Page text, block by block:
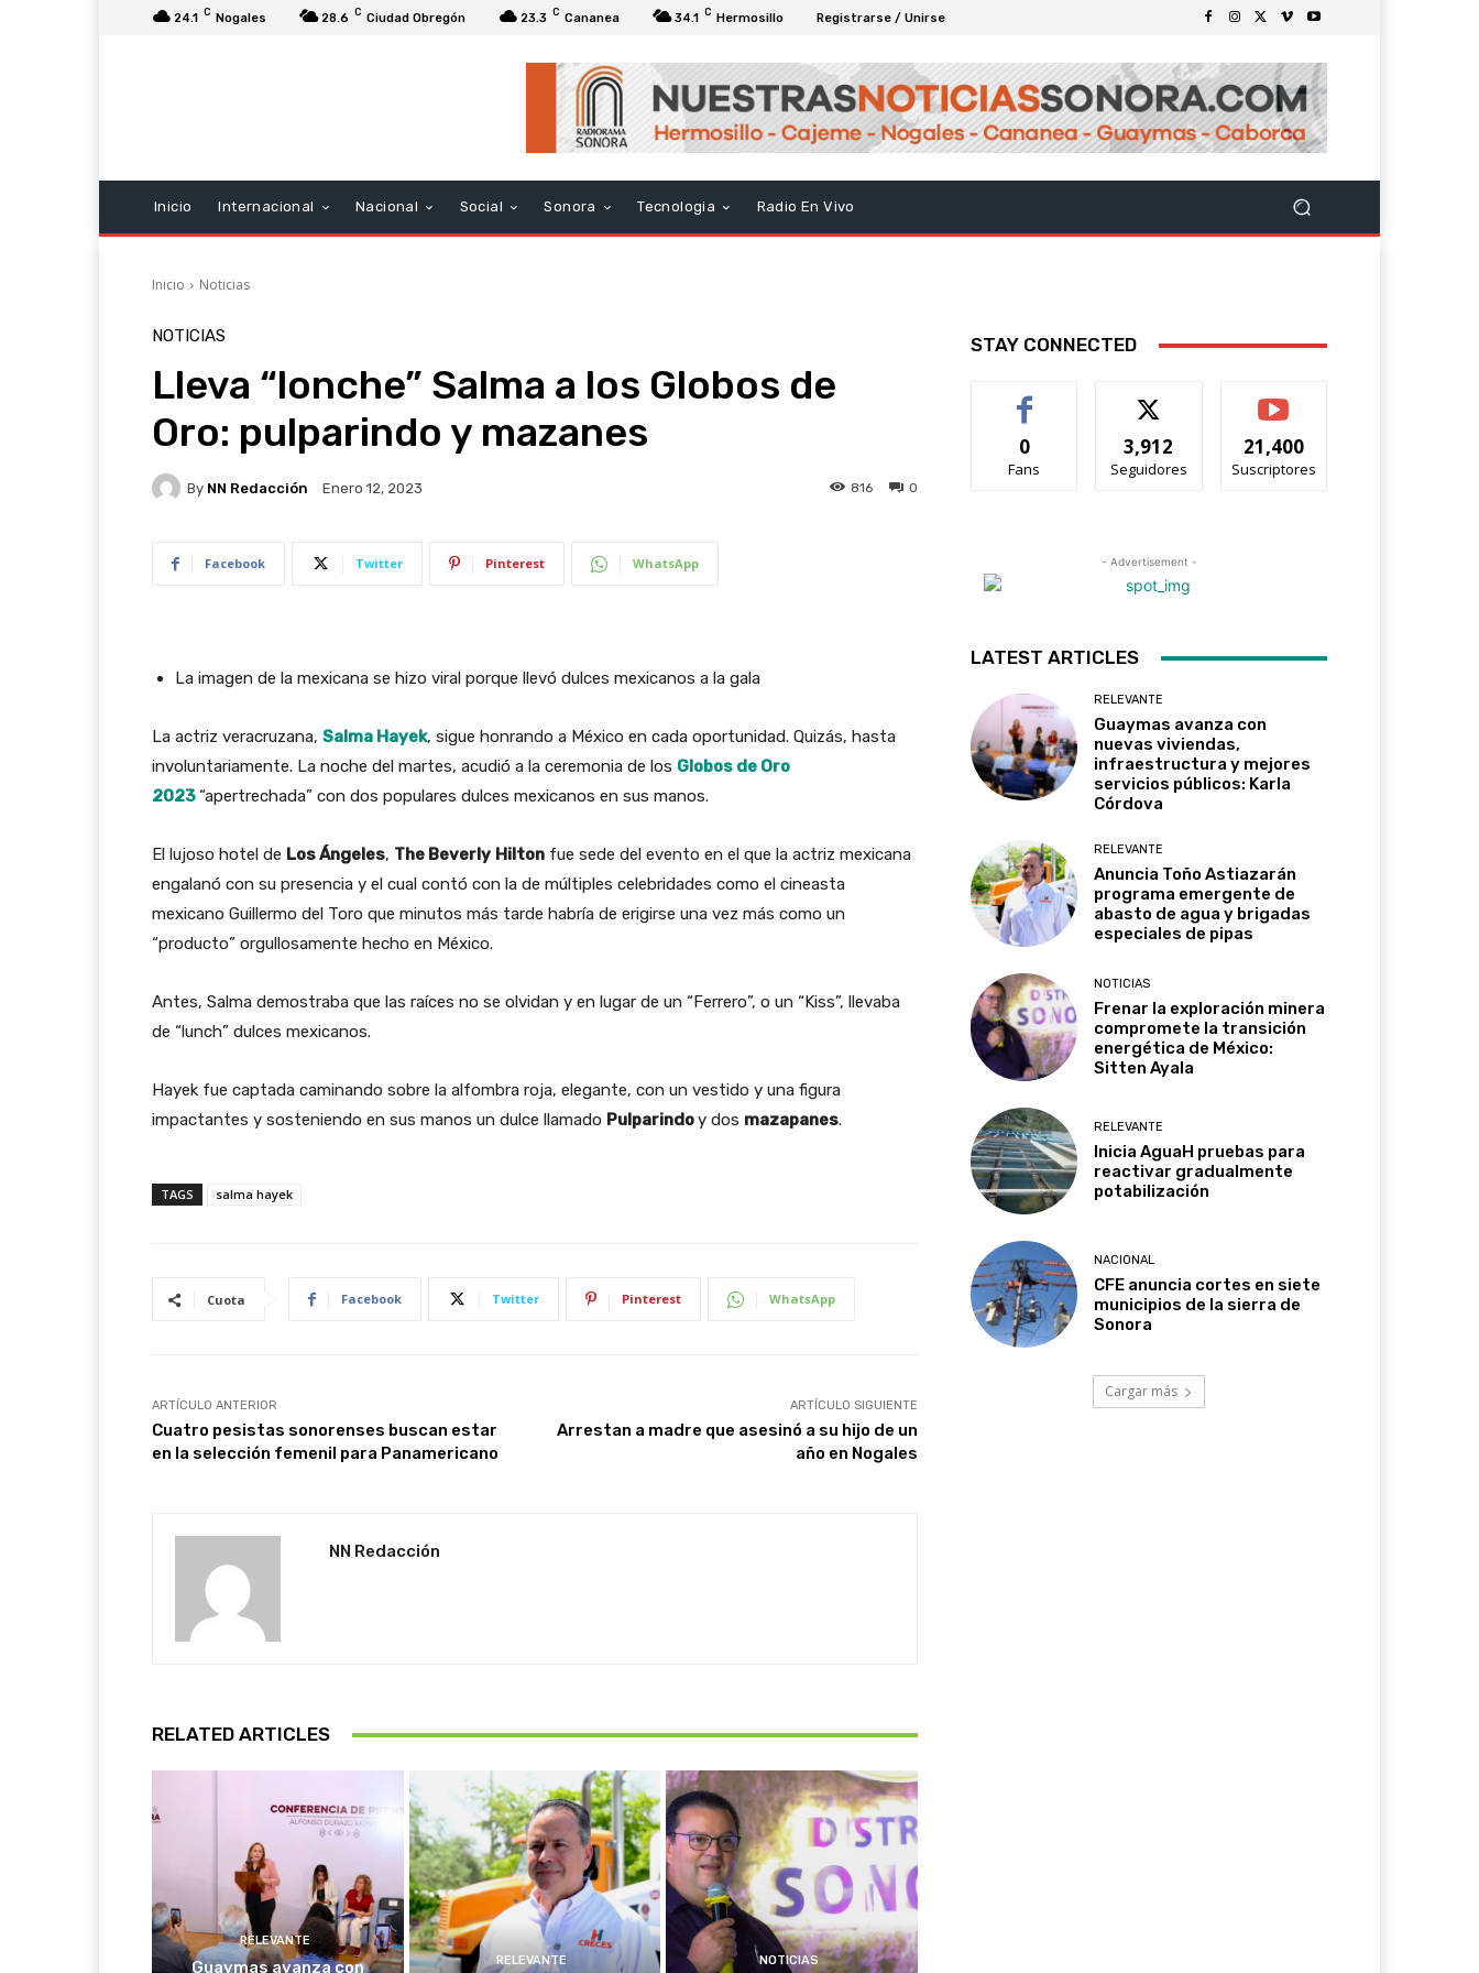
24.1 C Nogales 28.6 C Ciudad Obregón 23.3 C Cananea 34.1 C Hermosillo Registrarse / Unirse
Inicio Internacional Nacional Social Sonora Tecnologia Radio En Vivo
Inicio Noticias
NOTICIAS
Lleva “lonche” Salma a los Globos de
Oro: pulparindo y mazanes
By NN Redacción Enero 12, 2023 0
816
Facebook Twitter Pinterest WhatsApp
La imagen de la mexicana se hizo viral porque llevó dulces mexicanos a la gala
La actriz veracruzana, Salma Hayek, sigue honrando a México en cada oportunidad. Quizás, hasta
involuntariamente. La noche del martes, acudió a la ceremonia de los Globos de Oro
2023“apertrechada” con dos populares dulces mexicanos en sus manos.
El lujoso hotel de Los Ángeles, The Beverly Hilton fue sede del evento en el que la actriz mexicana
engalanó con su presencia y el cual contó con la de múltiples celebridades como el cineasta
mexicano Guillermo del Toro que minutos más tarde habría de erigirse una vez más como un
“producto” orgullosamente hecho en México.
Antes, Salma demostraba que las raíces no se olvidan y en lugar de un “Ferrero”, o un “Kiss”, llevaba
de “lunch” dulces mexicanos.
Hayek fue captada caminando sobre la alfombra roja, elegante, con un vestido y una figura
impactantes y sosteniendo en sus manos un dulce llamado Pulparindoy dos mazapanes.
TAGS salma hayek
Cuota Facebook Twitter Pinterest WhatsApp
ARTÍCULO ANTERIOR
Cuatro pesistas sonorenses buscan estar
en la selección femenil para Panamericano
ARTÍCULO SIGUIENTE
Arrestan a madre que asesinó a su hijo de un
año en Nogales
NN Redacción
RELATED ARTICLES
RELEVANTE
Guaymas avanza con RELEVANTE NOTICIAS
STAY CONNECTED
0
Fans
3,912
Seguidores
21,400
Suscriptores
- Advertisement -
LATEST ARTICLES
RELEVANTE
Guaymas avanza con
nuevas viviendas,
infraestructura y mejores
servicios públicos: Karla
Córdova
RELEVANTE
Anuncia Toño Astiazarán
programa emergente de
abasto de agua y brigadas
especiales de pipas
NOTICIAS
Frenar la exploración minera
compromete la transición
energética de México:
Sitten Ayala
RELEVANTE
Inicia AguaH pruebas para
reactivar gradualmente
potabilización
NACIONAL
CFE anuncia cortes en siete
municipios de la sierra de
Sonora
Cargar más